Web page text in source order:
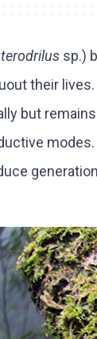
sp.)
their
but